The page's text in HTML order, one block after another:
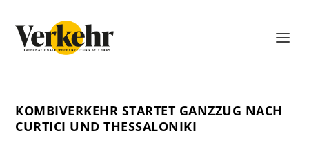
KOMBIVERKEHR STARTET GANZZUG NACH
CURTICI UND THESSALONIKI